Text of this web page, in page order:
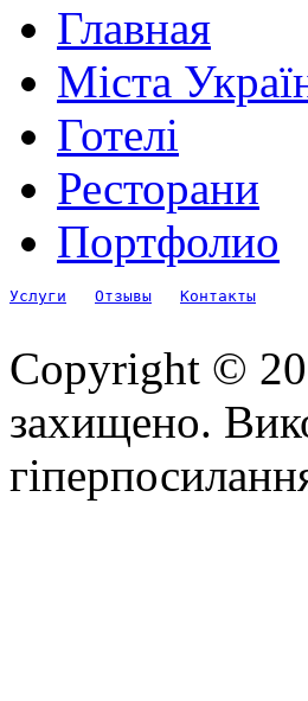
Главная
Міста
Готелі
Ресторани
Портфолио
Услуги Отзывы Контакты
Copyright ©
захищено.